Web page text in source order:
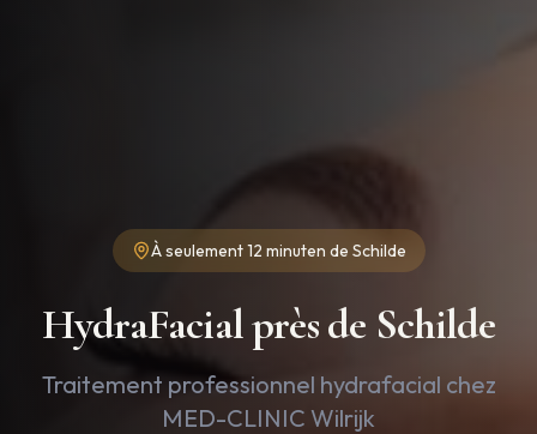
À seulement12 minuten de Schilde
HydraFacial près de Schilde
Traitement professionnel hydrafacial chez
MED-CLINIC Wilrijk